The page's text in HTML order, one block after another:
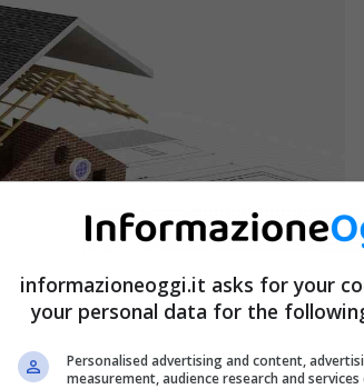
informazioneoggi.it asks for your
your personal data for the
Personalised advertising and content,
measurement, audience research and